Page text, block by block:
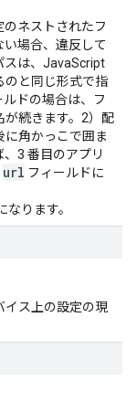
ネストされたフ
場合、違反して
スは、JavaScript
のと同じ形式で指
ドの場合は、フ
が続きます。2）配
角かっこで囲ま
3 番目のアプリ
url フィールドに
なります。
イス上の設定の現